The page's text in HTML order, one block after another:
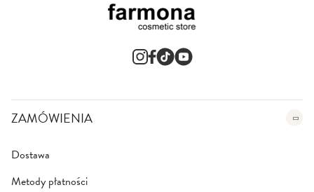
t
e
rZAMÓWIENIA
Dostawa
Metody płatności